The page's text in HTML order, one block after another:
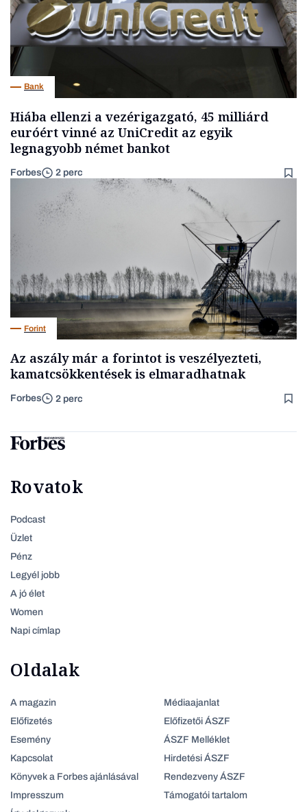
Bank
Hiába ellenzi a vezérigazgató, 45 milliárd
euróért vinné az UniCredit az egyik
legnagyobb német bankot
Forbes 2 perc
Forint
Az aszály már a forintot is veszélyezteti,
kamatcsökkentések is elmaradhatnak
Forbes 2 perc
Rovatok
Podcast
Üzlet
Pénz
Legyél jobb
A jó élet
Women
Napi címlap
Oldalak
A magazin
Előfizetés
Esemény
Kapcsolat
Könyvek a Forbes ajánlásával
Impresszum
Médiaajanlat
Előfizetői ÁSZF
ÁSZF Melléklet
Hirdetési ÁSZF
Rendezveny ÁSZF
Támogatói tartalom